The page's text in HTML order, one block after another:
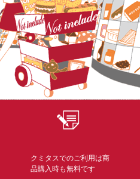
クミタスでのご利用は商
品購入時も無料です